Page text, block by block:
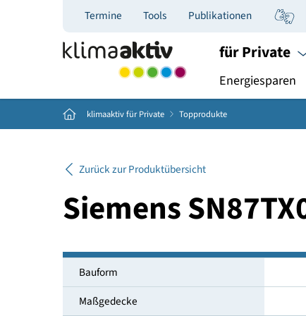
Termine Tools Publikationen
für
Home klimaaktiv für Private Topprodukte
Siemens
Bauform